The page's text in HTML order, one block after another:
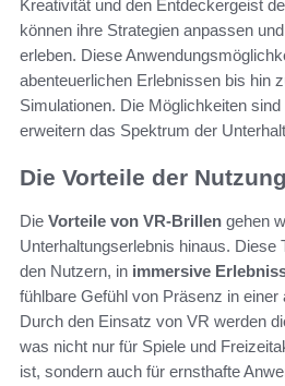
Kreativität und den Entdeckergeist
können ihre Strategien anpassen
erleben. Diese
abenteuerlichen Erlebnissen bis hin
Simulationen. Die Möglichkeiten
erweitern das Spektrum der
Die Vorteile der
Die Vorteile von VR-Brillen gehen
Unterhaltungserlebnis hinaus. Diese
den Nutzern, in immersive
fühlbare Gefühl von Präsenz in einer
Durch den Einsatz von VR werden
was nicht nur für Spiele und
ist, sondern auch für ernsthafte